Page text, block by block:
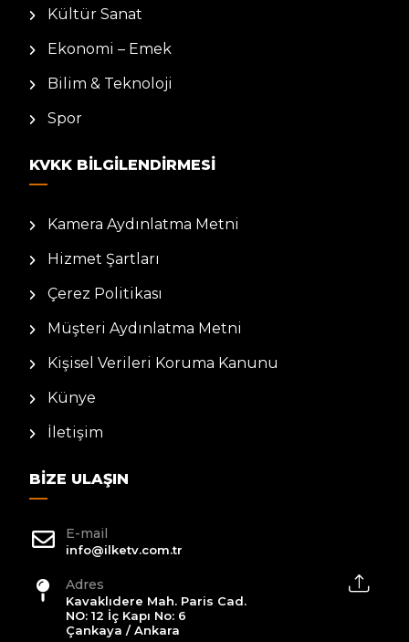
Kültür Sanat
Ekonomi – Emek
Bilim & Teknoloji
Spor
KVKK BILGILENDIRMESI
Kamera Aydınlatma Metni
Hizmet Şartları
Çerez Politikası
Müşteri Aydınlatma Metni
Kişisel Verileri Koruma Kanunu
Künye
İletişim
BIZE ULAŞIN
E-mail
info@ilketv.com.tr
Adres
Kavaklıdere Mah. Paris Cad.
NO: 12 İç Kapı No: 6
Çankaya / Ankara